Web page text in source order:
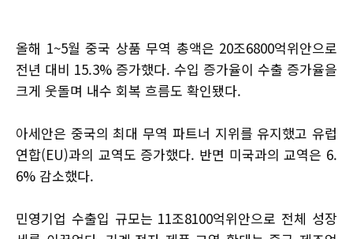
올해 1~5월 중국 상품 무역 총액은 20조6800억위안으로
전년 대비 15.3% 증가했다. 수입 증가율이 수출 증가율을
크게 웃돌며 내수 회복 흐름도 확인됐다.
아세안은 중국의 최대 무역 파트너 지위를 유지했고 유럽
연합(EU)과의 교역도 증가했다. 반면 미국과의 교역은 6.
6% 감소했다.
민영기업 수출입 규모는 11조8100억위안으로 전체 성장